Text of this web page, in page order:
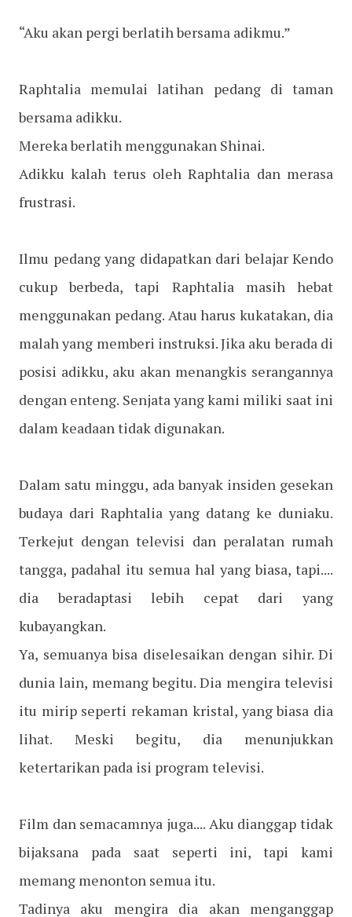
“Aku akan pergi berlatih bersama adikmu.”
Raphtalia memulai latihan pedang di taman
bersama adikku.
Mereka berlatih menggunakan Shinai.
Adikku kalah terus oleh Raphtalia dan merasa
frustrasi.
Ilmu pedang yang didapatkan dari belajar Kendo
cukup berbeda, tapi Raphtalia masih hebat
menggunakan pedang. Atau harus kukatakan, dia
malah yang memberi instruksi. Jika aku berada di
posisi adikku, aku akan menangkis serangannya
dengan enteng. Senjata yang kami miliki saat ini
dalam keadaan tidak digunakan.
Dalam satu minggu, ada banyak insiden gesekan
budaya dari Raphtalia yang datang ke duniaku.
Terkejut dengan televisi dan peralatan rumah
tangga, padahal itu semua hal yang biasa, tapi....
dia beradaptasi lebih cepat dari yang
kubayangkan.
Ya, semuanya bisa diselesaikan dengan sihir. Di
dunia lain, memang begitu. Dia mengira televisi
itu mirip seperti rekaman kristal, yang biasa dia
lihat. Meski begitu, dia menunjukkan
ketertarikan pada isi program televisi.
Film dan semacamnya juga.... Aku dianggap tidak
bijaksana pada saat seperti ini, tapi kami
memang menonton semua itu.
Tadinya aku mengira dia akan menganggap